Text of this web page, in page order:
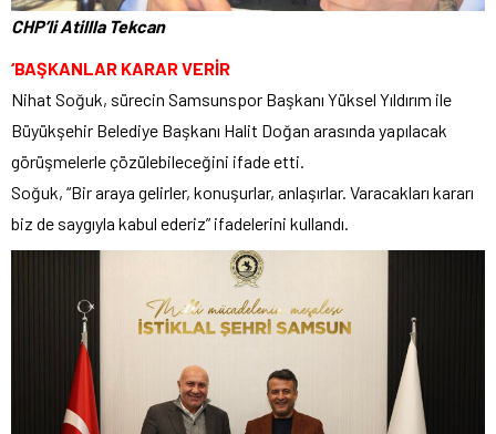
CHP’li Atillla Tekcan
‘BAŞKANLAR KARAR VERİR
Nihat Soğuk, sürecin Samsunspor Başkanı Yüksel Yıldırım ile
Büyükşehir Belediye Başkanı Halit Doğan arasında yapılacak
görüşmelerle çözülebileceğini ifade etti.
Soğuk, “Bir araya gelirler, konuşurlar, anlaşırlar. Varacakları kararı
biz de saygıyla kabul ederiz” ifadelerini kullandı.